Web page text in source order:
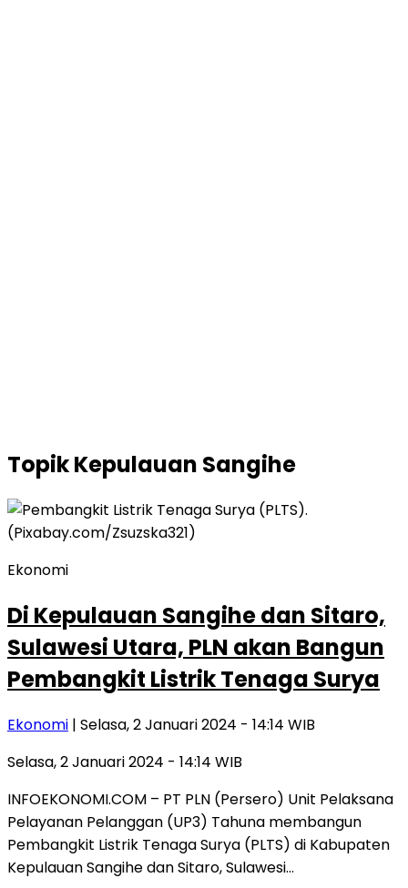
TopikKepulauan Sangihe
Ekonomi
Di Kepulauan Sangihe dan Sitaro,
Sulawesi Utara, PLN akan Bangun
Pembangkit Listrik Tenaga Surya
Ekonomi | Selasa, 2 Januari 2024 - 14:14 WIB
Selasa, 2 Januari 2024 - 14:14 WIB
INFOEKONOMI.COM – PT PLN (Persero) Unit Pelaksana
Pelayanan Pelanggan (UP3) Tahuna membangun
Pembangkit Listrik Tenaga Surya (PLTS) di Kabupaten
Kepulauan Sangihe dan Sitaro, Sulawesi…